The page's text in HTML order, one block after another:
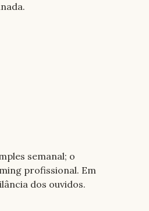
semanal; o
profissional. Em
dos ouvidos.